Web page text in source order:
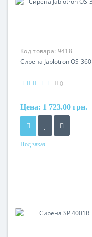
Код товара: 9418
Сирена Jablotron OS-360
0
Цена: 1 723.00 грн.
Под заказ